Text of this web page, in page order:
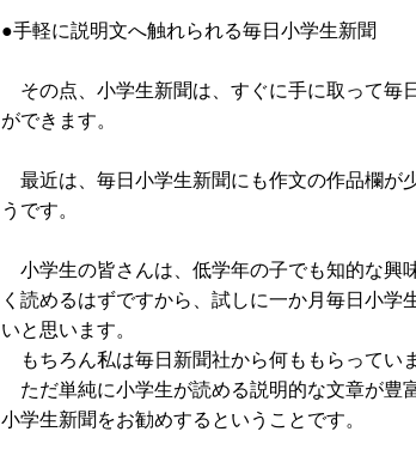
●手軽に説明文へ触れられる毎日小学生新聞
その点、小学生新聞は、すぐに手に取って毎
ができます。
最近は、毎日小学生新聞にも作文の作品欄が
うです。
小学生の皆さんは、低学年の子でも知的な興
く読めるはずですから、試しに一か月毎日小学
いと思います。
もちろん私は毎日新聞社から何ももらってい
ただ単純に小学生が読める説明的な文章が豊
小学生新聞をお勧めするということです。